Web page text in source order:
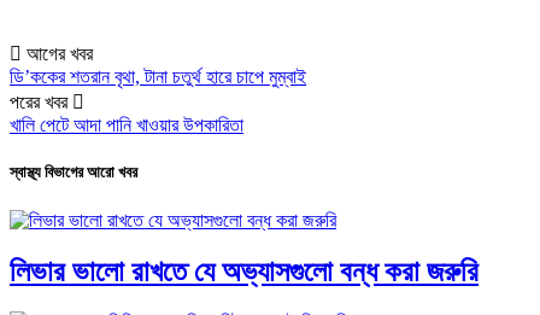
আগের খবর
ডি’ককের শতরান বৃথা, টানা চতুর্থ হারে চাপে মুম্বাই
পরের খবর
খালি পেটে আদা পানি খাওয়ার উপকারিতা
স্বাস্থ্য বিভাগের আরো খবর
লিভার ভালো রাখতে যে অভ্যাসগুলো বন্ধ করা জরুরি